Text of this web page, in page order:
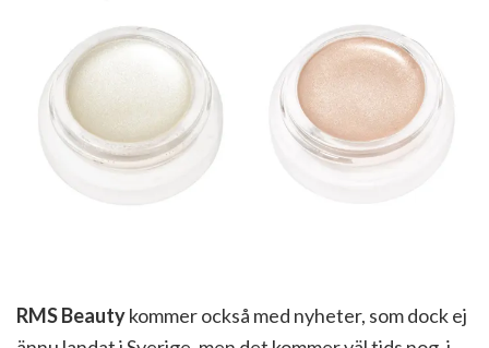
RMS Beautykommer också med nyheter, som dock ej